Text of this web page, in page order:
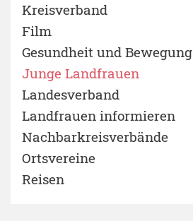
Kreisverband
Film
Gesundheit und Bewegung
Junge Landfrauen
Landesverband
Landfrauen informieren
Nachbarkreisverbände
Ortsvereine
Reisen